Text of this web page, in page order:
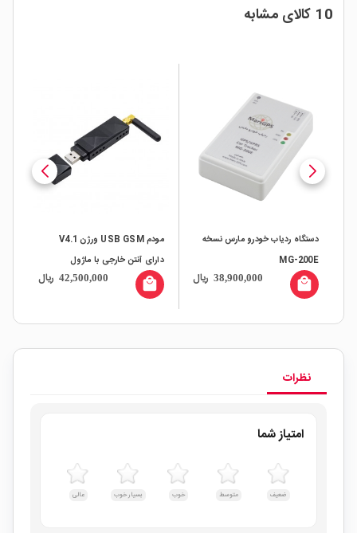
10 کالای مشابه
دستگاه ردیاب خودرو مارس نسخه
MG-200E
38,900,000 ریال local_mall
مودم USB GSM ورژن V4.1
دارای آنتن خارجی با ماژول
Sim800c
42,500,000 ریال local_mall
نظرات
امتیاز شما
ضعیف متوسط خوب بسیار خوب عالی